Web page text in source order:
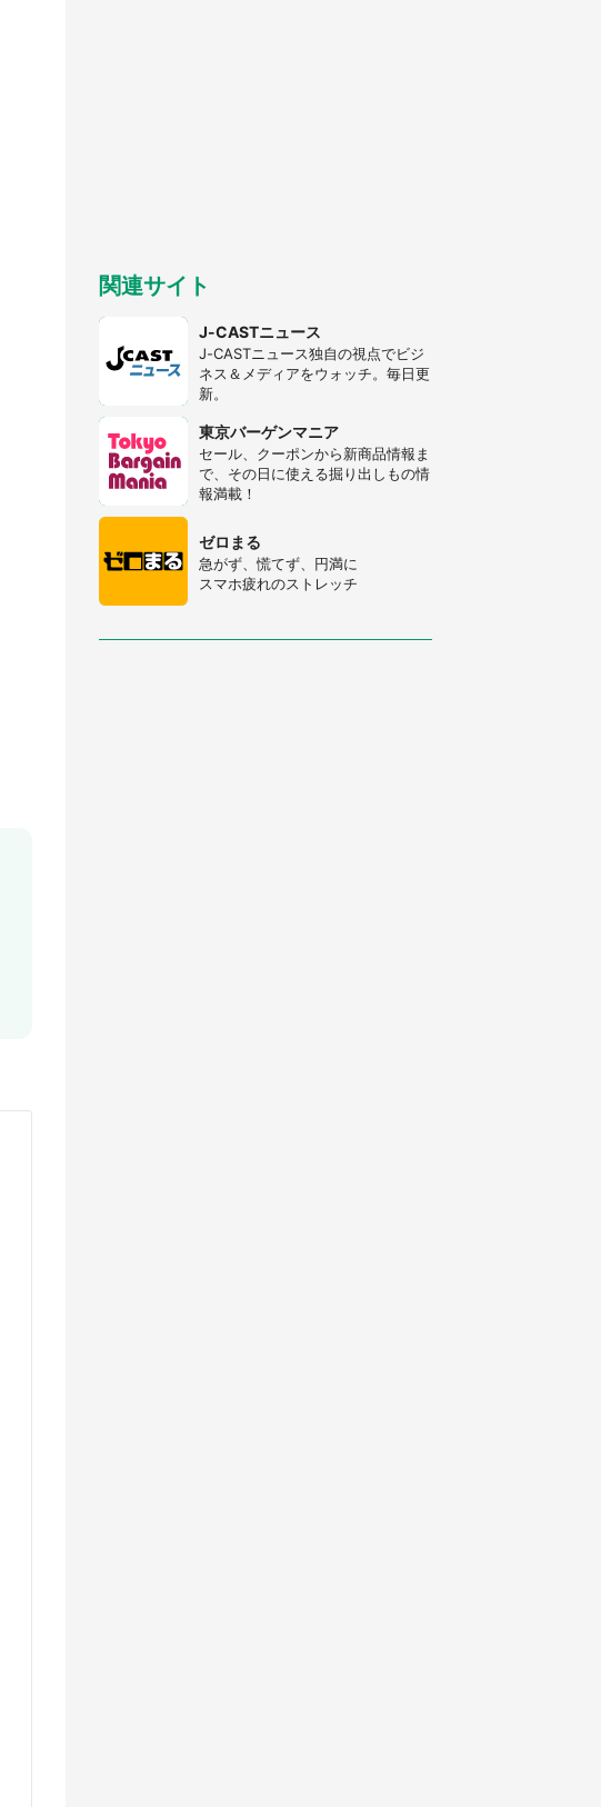
県・30代女性）
関連サイト
J-CASTニュース
J-CASTニュース独自の視点でビジ
ネス＆メディアをウォッチ。毎日更
新。
東京バーゲンマニア
セール、クーポンから新商品情報ま
で、その日に使える掘り出しもの情
報満載！
ゼロまる
急がず、慌てず、円満に
スマホ疲れのストレッチ